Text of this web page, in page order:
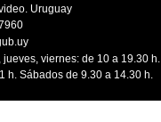
Uruguay
jueves, viernes: de 10 a 19.30 h.
h. Sábados de 9.30 a 14.30 h.